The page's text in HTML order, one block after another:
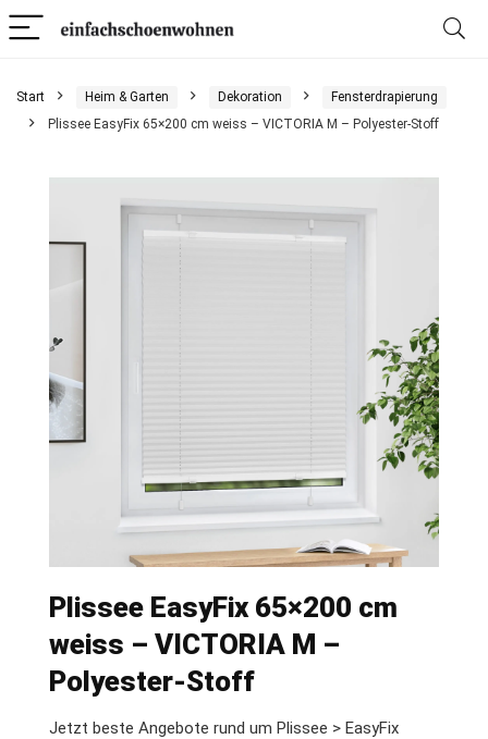
Start Heim & Garten Dekoration
Fensterdrapierung
Plissee EasyFix 65×200 cm weiss – VICTORIA M – Polyester-Stoff
Plissee EasyFix 65×200 cm
weiss – VICTORIA M –
Polyester-Stoff
Jetzt beste Angebote rund um Plissee > EasyFix